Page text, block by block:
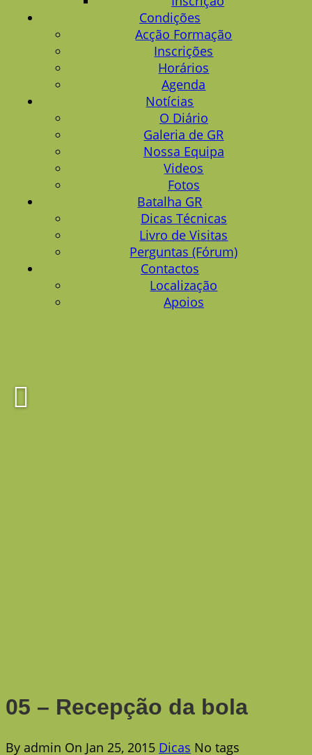
Condições
Acção Formação
Inscrições
Horários
Agenda
Notícias
O Diário
Galeria de GR
Nossa Equipa
Videos
Fotos
Batalha GR
Dicas Técnicas
Livro de Visitas
Perguntas (Fórum)
Contactos
Localização
Apoios
05 – Recepção da bola
By admin On Jan 25, 2015 Dicas No tags